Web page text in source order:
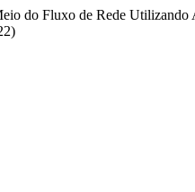
do Fluxo de Rede